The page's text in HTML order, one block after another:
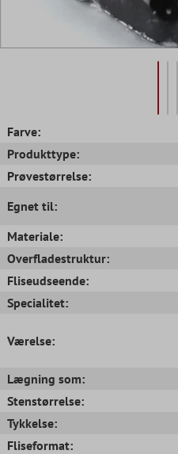
Farve:
Produkttype:
Prøvestørrelse:
Egnet til:
Materiale:
Overfladestruktur:
Fliseudseende:
Specialitet:
Værelse:
Lægning som:
Stenstørrelse:
Tykkelse:
Fliseformat: